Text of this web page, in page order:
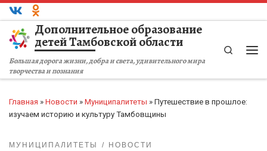
Перейти к содержимому
Дополнительное образование
детей Тамбовской области
Большая дорога жизни, добра и света, удивительного мира
творчества и познания
Search
Главная » Новости » Муниципалитеты » Путешествие в прошлое:
изучаем историю и культуру Тамбовщины
МУНИЦИПАЛИТЕТЫ НОВОСТИ